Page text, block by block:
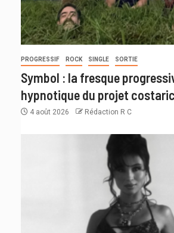
PROGRESSIF ROCK SINGLE SORTIE
Symbol : la fresque
hypnotique du projet
4 août 2026 Rédaction R C